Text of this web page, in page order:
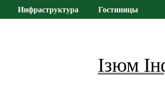
Инфраструктура Гостиницы
Ізюм